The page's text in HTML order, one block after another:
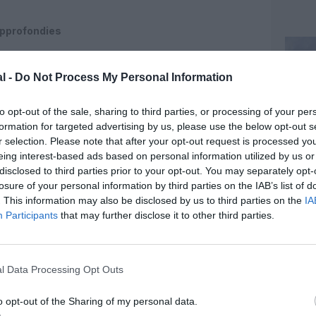
- Do Not Process My Personal Information
opt-out of the sale, sharing to third parties, or processing of your
for targeted advertising by us, please use the below opt-out
selection. Please note that after your opt-out request is processed
interest-based ads based on personal information utilized by us
to third parties prior to your opt-out. You may separately
of your personal information by third parties on the IAB’s list of
This information may also be disclosed by us to third parties on the
Participants that may further disclose it to other third parties.
Data Processing Opt Outs
opt-out of the Sharing of my personal data.
précisant que
« des experts sont actuellement sur
avec les autorités compétentes. Le
confirmé l’ouverture d’investigations
indiqué que les détails étaient encore en cours
suivi.
doit être déplacé dans un hangar pour des
que l’appareil ne soit réparé ».Ce déplacement,
au niveau du nez et de la structure
d’atterrissage, du puits de train et de la jonction
de sécurité et de certification applicables
de ligne alors qu’il est en stationnement reste
l’aviation commerciale. Ce type d’incident peut